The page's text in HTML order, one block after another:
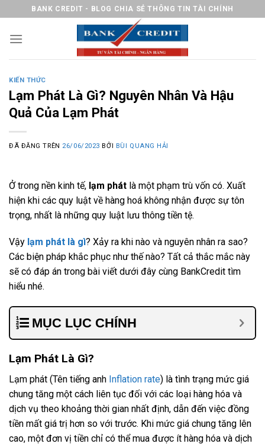
nội
BANK CREDIT - BLOG CHIA SẺ THÔNG TIN TÀI CHÍNH
KIẾN THỨC
Lạm Phát Là Gì? Nguyên Nhân Và Hậu
Quả Của Lạm Phát
ĐÃ ĐĂNG TRÊN 26/06/2023 BỞI BÙI QUANG HẢI
Ở trong nền kinh tế, lạm phát là một phạm trù vốn có. Xuất
hiện khi các quy luật về hàng hoá không nhận được sự tôn
trọng, nhất là những quy luật lưu thông tiền tệ.
Vậy lạm phát là gì? Xảy ra khi nào và nguyên nhân ra sao?
Các biện pháp khắc phục như thế nào? Tất cả thắc mắc này
sẽ có đáp án trong bài viết dưới đây cùng BankCredit tìm
hiểu nhé.
MỤC LỤC CHÍNH
Lạm Phát Là Gì?
Lạm phát (Tên tiếng anh Inflation rate) là tình trạng mức giá
chung tăng một cách liên tục đối với các loại hàng hóa và
dịch vụ theo khoảng thời gian nhất định, dẫn đến việc đồng
tiền mất giá trị hơn so với trước. Khi mức giá chung tăng lên
cao, một đơn vị tiền chỉ có thể mua được ít hàng hóa và dịch